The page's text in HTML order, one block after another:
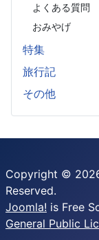
よくある質問
おみやげ
特集
旅行記
その他
Copyright ©
Reserved.
Joomla! is Free
General Public